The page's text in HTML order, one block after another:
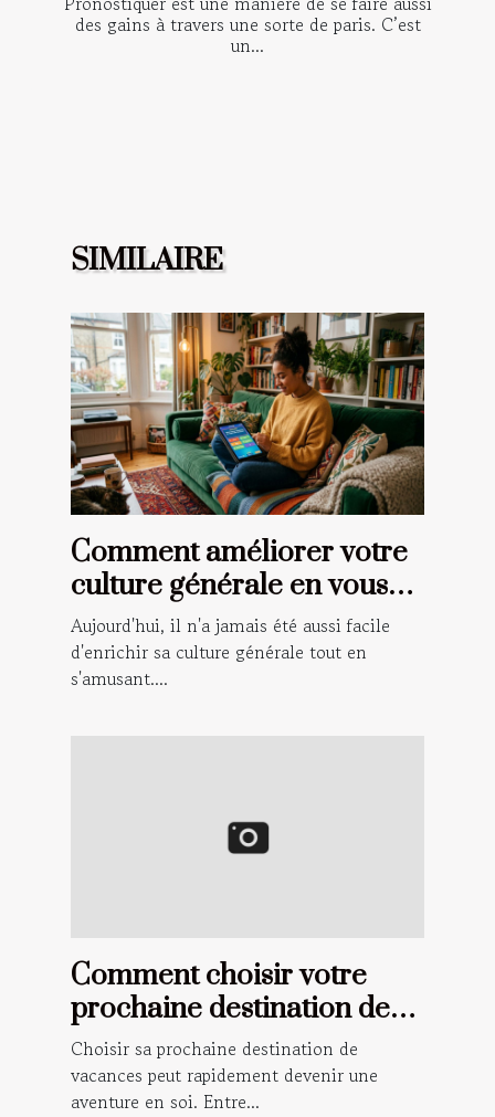
des gains à travers une sorte de paris. C’est
un...
SIMILAIRE
Comment améliorer votre
culture générale en vous
amusant ?
Aujourd'hui, il n'a jamais été aussi facile
d'enrichir sa culture générale tout en
s'amusant....
Comment choisir votre
prochaine destination de
vacances ?
Choisir sa prochaine destination de
vacances peut rapidement devenir une
aventure en soi. Entre...